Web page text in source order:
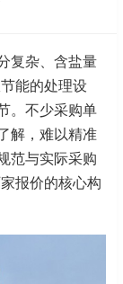
复杂、含盐量
能的处理设
。不少采购单
解，难以精准
范与实际采购
报价的核心构